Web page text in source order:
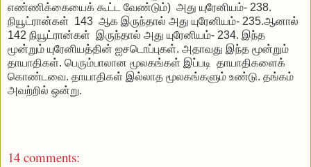
எண்ணிக்கையைக் கூட்ட வேண்டும்) அது யுரேனியம்- 238.
நியூட்ரான்கள் 143 ஆக இருந்தால் அது யுரேனியம்- 235.ஆனால்
142 நியூட்ரான்கள் இருந்தால் அது யுரேனியம்- 234. இந்த
மூன்றும் யுரேனியத்தின் ஐசடொப்புகள். அதாவது இந்த மூன்றும்
தாயாதிகள். பெரும்பாலான மூலகங்கள் இப்படி தாயாதிகளைக்
கொண்டவை. தாயாதிகள் இல்லாத மூலகங்களும் உண்டு. தங்கம்
அவற்றில் ஒன்று.
14 comments: